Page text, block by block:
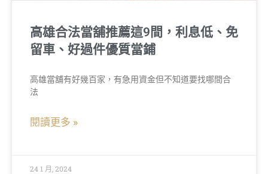
高雄合法當舖推薦這9間，利息低、免
留車、好過件優質當鋪
高雄當舖有好幾百家，有急用資金但不知道要找哪間合
法
閱讀更多 »
24 1 月, 2024